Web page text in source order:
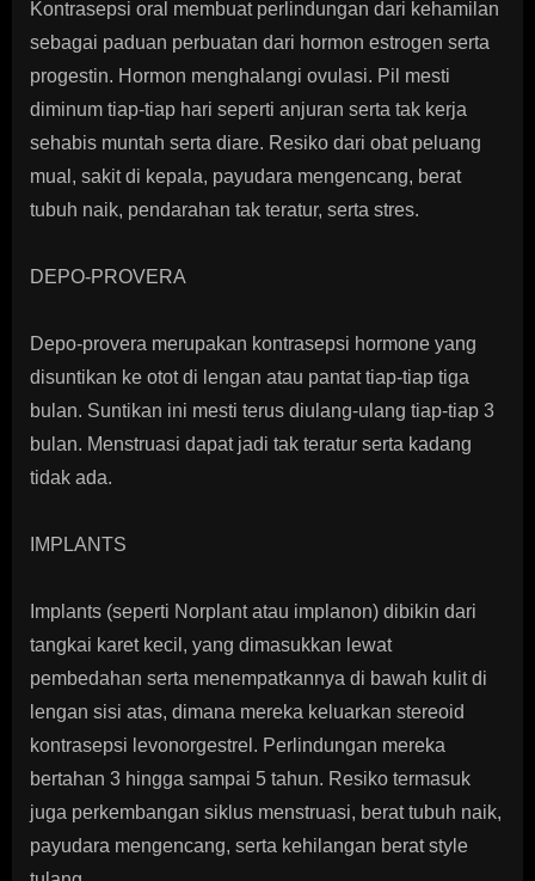
Kontrasepsi oral membuat perlindungan dari kehamilan
sebagai paduan perbuatan dari hormon estrogen serta
progestin. Hormon menghalangi ovulasi. Pil mesti
diminum tiap-tiap hari seperti anjuran serta tak kerja
sehabis muntah serta diare. Resiko dari obat peluang
mual, sakit di kepala, payudara mengencang, berat
tubuh naik, pendarahan tak teratur, serta stres.
DEPO-PROVERA
Depo-provera merupakan kontrasepsi hormone yang
disuntikan ke otot di lengan atau pantat tiap-tiap tiga
bulan. Suntikan ini mesti terus diulang-ulang tiap-tiap 3
bulan. Menstruasi dapat jadi tak teratur serta kadang
tidak ada.
IMPLANTS
Implants (seperti Norplant atau implanon) dibikin dari
tangkai karet kecil, yang dimasukkan lewat
pembedahan serta menempatkannya di bawah kulit di
lengan sisi atas, dimana mereka keluarkan stereoid
kontrasepsi levonorgestrel. Perlindungan mereka
bertahan 3 hingga sampai 5 tahun. Resiko termasuk
juga perkembangan siklus menstruasi, berat tubuh naik,
payudara mengencang, serta kehilangan berat style